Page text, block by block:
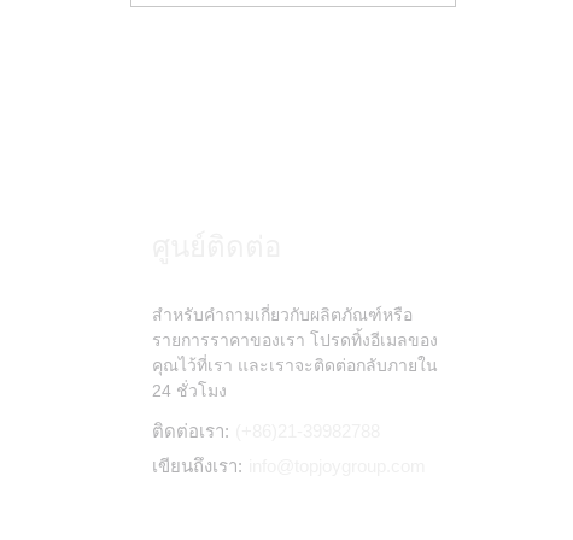
สำหรับคำถามเกี่ยวกับผลิตภัณฑ์หรือ
รายการราคาของเรา โปรดทิ้งอีเมลของ
คุณไว้ที่เรา และเราจะติดต่อกลับภายใน
24 ชั่วโมง
ติดต่อเรา:
เขียนถึงเรา: